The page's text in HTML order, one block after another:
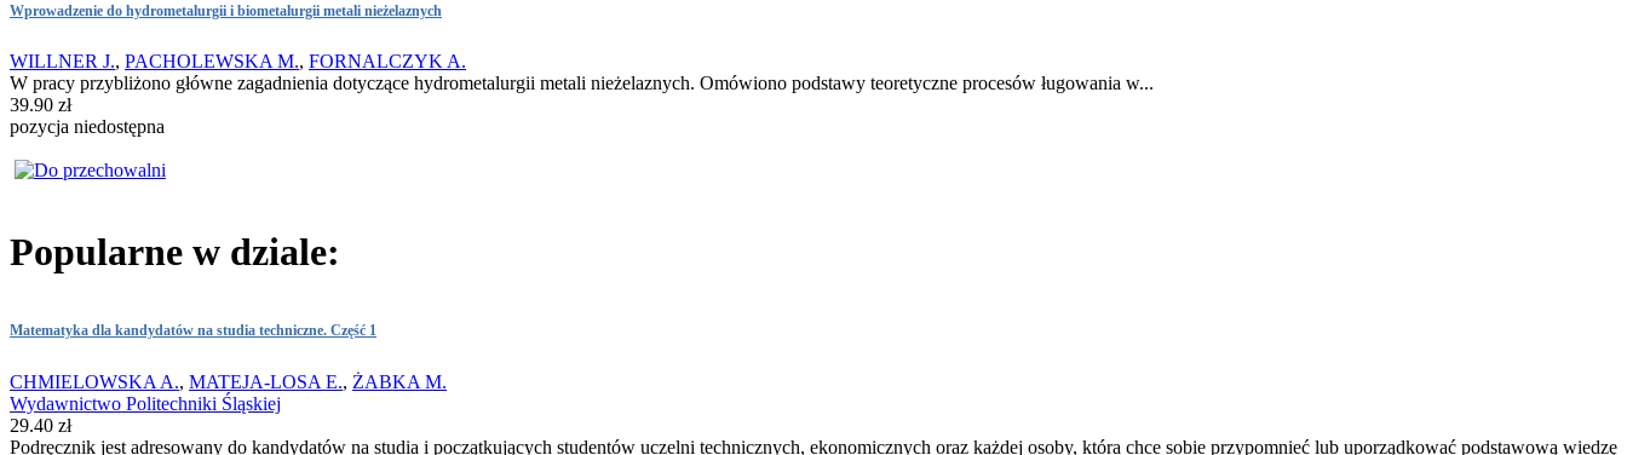
Wprowadzenie do hydrometalurgii i biometalurgii metali nieżelaznych
WILLNER J., PACHOLEWSKA M., FORNALCZYK A.
W pracy przybliżono główne zagadnienia dotyczące hydrometalurgii metali nieżelaznych. Omówiono podstawy teoretyczne procesów ługowania w...
39.90 zł
pozycja niedostępna
Popularne w dziale:
Matematyka dla kandydatów na studia techniczne. Część 1
CHMIELOWSKA A., MATEJA-LOSA E., ŻABKA M.
Wydawnictwo Politechniki Śląskiej
29.40 zł
Podręcznik jest adresowany do kandydatów na studia i początkujących studentów uczelni technicznych, ekonomicznych oraz każdej osoby, która chce sobie przypomnieć lub uporządkować podstawową wiedzę